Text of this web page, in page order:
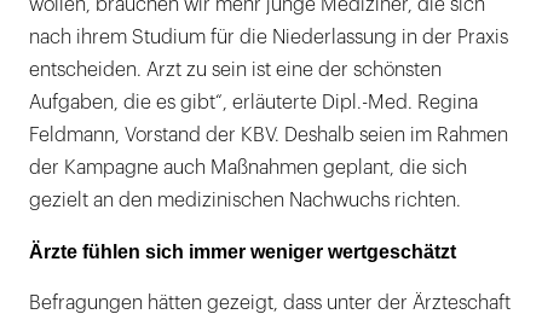
wollen, brauchen wir mehr junge Mediziner, die sich
nach ihrem Studium für die Niederlassung in der Praxis
entscheiden. Arzt zu sein ist eine der schönsten
Aufgaben, die es gibt“, erläuterte Dipl.-Med. Regina
Feldmann, Vorstand der KBV. Deshalb seien im Rahmen
der Kampagne auch Maßnahmen geplant, die sich
gezielt an den medizinischen Nachwuchs richten.
Ärzte fühlen sich immer weniger wertgeschätzt
Befragungen hätten gezeigt, dass unter der Ärzteschaft